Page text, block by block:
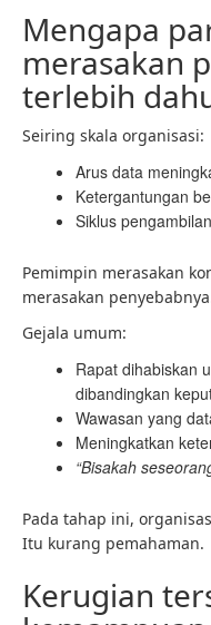
Mengapa
merasakan
terlebih
Seiring skala organisasi:
Arus data
Ketergantungan
Siklus
Pemimpin merasakan
merasakan
Gejala umum:
Rapat dihabiskan
dibandingkan
Wawasan yang
Meningkatkan
“Bisakah
Pada tahap ini,
Itu kurang pemahaman.
Kerugian